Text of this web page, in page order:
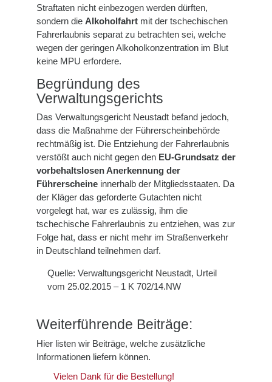
Straftaten nicht einbezogen werden dürften,
sondern die Alkoholfahrt mit der tschechischen
Fahrerlaubnis separat zu betrachten sei, welche
wegen der geringen Alkoholkonzentration im Blut
keine MPU erfordere.
Begründung des
Verwaltungsgerichts
Das Verwaltungsgericht Neustadt befand jedoch,
dass die Maßnahme der Führerscheinbehörde
rechtmäßig ist. Die Entziehung der Fahrerlaubnis
verstößt auch nicht gegen den EU-Grundsatz der
vorbehaltslosen Anerkennung der
Führerscheine innerhalb der Mitgliedsstaaten. Da
der Kläger das geforderte Gutachten nicht
vorgelegt hat, war es zulässig, ihm die
tschechische Fahrerlaubnis zu entziehen, was zur
Folge hat, dass er nicht mehr im Straßenverkehr
in Deutschland teilnehmen darf.
Quelle: Verwaltungsgericht Neustadt, Urteil
vom 25.02.2015 – 1 K 702/14.NW
Weiterführende Beiträge:
Hier listen wir Beiträge, welche zusätzliche
Informationen liefern können.
Vielen Dank für die Bestellung!